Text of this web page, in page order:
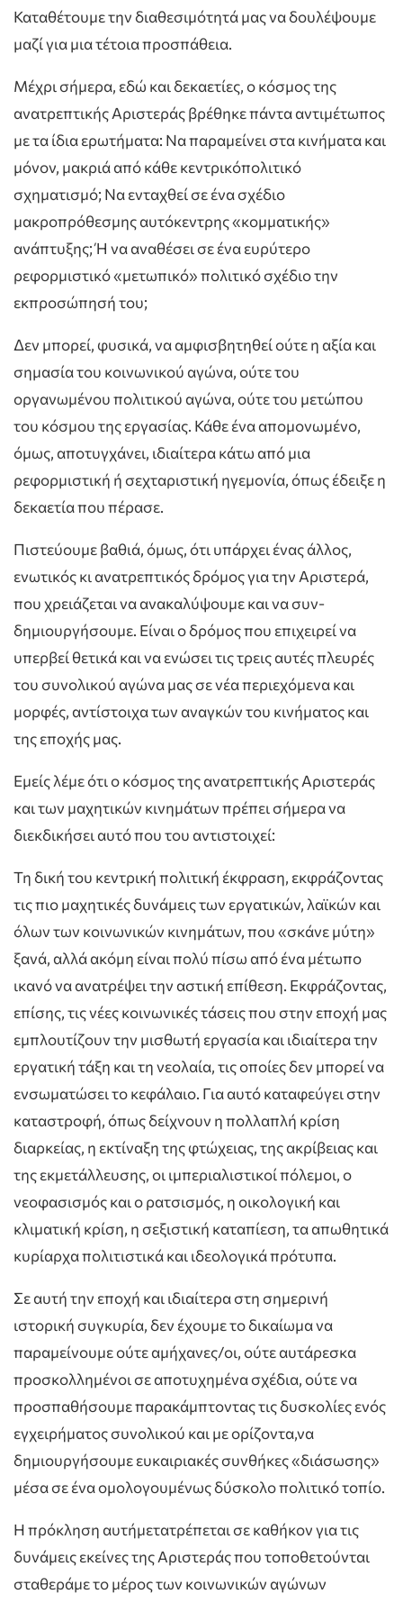
Καταθέτουμε την διαθεσιμότητά μας να δουλέψουμε
μαζί για μια τέτοια προσπάθεια.
Μέχρι σήμερα, εδώ και δεκαετίες, ο κόσμος της
ανατρεπτικής Αριστεράς βρέθηκε πάντα αντιμέτωπος
με τα ίδια ερωτήματα: Να παραμείνει στα κινήματα και
μόνον, μακριά από κάθε κεντρικόπολιτικό
σχηματισμό; Να ενταχθεί σε ένα σχέδιο
μακροπρόθεσμης αυτόκεντρης «κομματικής»
ανάπτυξης; Ή να αναθέσει σε ένα ευρύτερο
ρεφορμιστικό «μετωπικό» πολιτικό σχέδιο την
εκπροσώπησή του;
Δεν μπορεί, φυσικά, να αμφισβητηθεί ούτε η αξία και
σημασία του κοινωνικού αγώνα, ούτε του
οργανωμένου πολιτικού αγώνα, ούτε του μετώπου
του κόσμου της εργασίας. Κάθε ένα απομονωμένο,
όμως, αποτυγχάνει, ιδιαίτερα κάτω από μια
ρεφορμιστική ή σεχταριστική ηγεμονία, όπως έδειξε η
δεκαετία που πέρασε.
Πιστεύουμε βαθιά, όμως, ότι υπάρχει ένας άλλος,
ενωτικός κι ανατρεπτικός δρόμος για την Αριστερά,
που χρειάζεται να ανακαλύψουμε και να συν-
δημιουργήσουμε. Είναι ο δρόμος που επιχειρεί να
υπερβεί θετικά και να ενώσει τις τρεις αυτές πλευρές
του συνολικού αγώνα μας σε νέα περιεχόμενα και
μορφές, αντίστοιχα των αναγκών του κινήματος και
της εποχής μας.
Εμείς λέμε ότι ο κόσμος της ανατρεπτικής Αριστεράς
και των μαχητικών κινημάτων πρέπει σήμερα να
διεκδικήσει αυτό που του αντιστοιχεί:
Τη δική του κεντρική πολιτική έκφραση, εκφράζοντας
τις πιο μαχητικές δυνάμεις των εργατικών, λαϊκών και
όλων των κοινωνικών κινημάτων, που «σκάνε μύτη»
ξανά, αλλά ακόμη είναι πολύ πίσω από ένα μέτωπο
ικανό να ανατρέψει την αστική επίθεση. Εκφράζοντας,
επίσης, τις νέες κοινωνικές τάσεις που στην εποχή μας
εμπλουτίζουν την μισθωτή εργασία και ιδιαίτερα την
εργατική τάξη και τη νεολαία, τις οποίες δεν μπορεί να
ενσωματώσει το κεφάλαιο. Για αυτό καταφεύγει στην
καταστροφή, όπως δείχνουν η πολλαπλή κρίση
διαρκείας, η εκτίναξη της φτώχειας, της ακρίβειας και
της εκμετάλλευσης, οι ιμπεριαλιστικοί πόλεμοι, ο
νεοφασισμός και ο ρατσισμός, η οικολογική και
κλιματική κρίση, η σεξιστική καταπίεση, τα απωθητικά
κυρίαρχα πολιτιστικά και ιδεολογικά πρότυπα.
Σε αυτή την εποχή και ιδιαίτερα στη σημερινή
ιστορική συγκυρία, δεν έχουμε το δικαίωμα να
παραμείνουμε ούτε αμήχανες/οι, ούτε αυτάρεσκα
προσκολλημένοι σε αποτυχημένα σχέδια, ούτε να
προσπαθήσουμε παρακάμπτοντας τις δυσκολίες ενός
εγχειρήματος συνολικού και με ορίζοντα,να
δημιουργήσουμε ευκαιριακές συνθήκες «διάσωσης»
μέσα σε ένα ομολογουμένως δύσκολο πολιτικό τοπίο.
Η πρόκληση αυτήμετατρέπεται σε καθήκον για τις
δυνάμεις εκείνες της Αριστεράς που τοποθετούνται
σταθεράμε το μέρος των κοινωνικών αγώνων